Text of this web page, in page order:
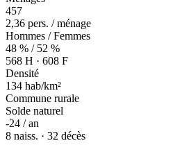
457
2,36 pers. / ménage
Hommes / Femmes
48 % / 52 %
568 H · 608 F
Densité
134 hab/km²
Commune rurale
Solde naturel
-24 / an
8 naiss. · 32 décès